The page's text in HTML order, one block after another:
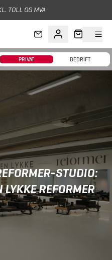
PRIVAT BEDRIFT
STUDIO:
REFORMER